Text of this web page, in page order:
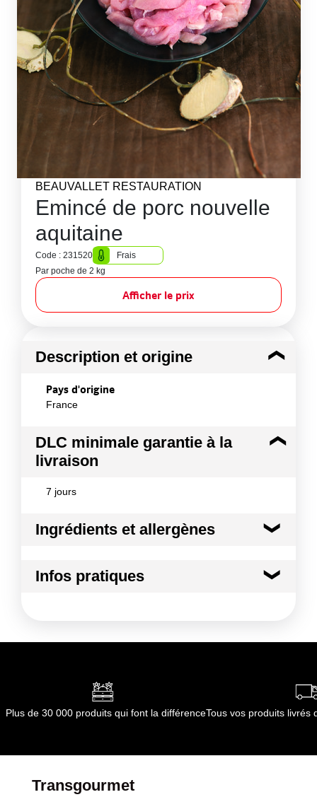
BEAUVALLET RESTAURATION
Emincé de porc nouvelle
aquitaine
Code : 231520
Frais
Par poche de 2 kg
Afficher le prix
Description et origine
Pays d'origine
France
DLC minimale garantie à la
livraison
7 jours
Ingrédients et allergènes
Porc
Infos pratiques
Durée totale du produit :- Sous-vide : 12 jours (à
par le(s) fournisseur(s) de Transgourmet
Opérations
Plus de 30 000 produits qui font la différenceTous vos produits livrés
Transgourmet